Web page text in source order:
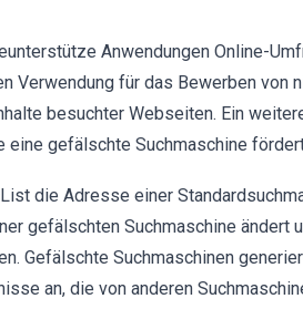
Anwendungen Online-
Verwendung für das Bewerben von
besuchter Webseiten. Ein
eine gefälschte Suchmaschine
die Adresse einer
gefälschten Suchmaschine ändert
Gefälschte Suchmaschinen
an, die von anderen